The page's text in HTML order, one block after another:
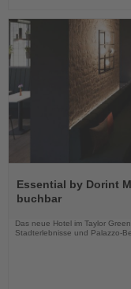
Sie
die
Essential by Dorint
buchbar
Das neue Hotel im Taylor
Stadterlebnisse und Palazzo-